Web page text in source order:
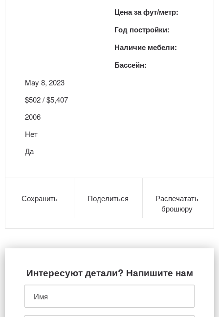
Цена за фут/метр:
Год постройки:
Наличие мебели:
Бассейн:
May 8, 2023
$502 / $5,407
2006
Нет
Да
Сохранить Поделиться
Распечатать
брошюру
Интересуют детали? Напишите нам